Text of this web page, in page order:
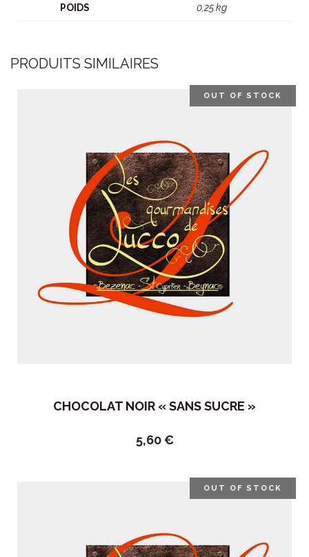
POIDS 0,25 kg
PRODUITS SIMILAIRES
OUT OF STOCK
CHOCOLAT NOIR « SANS SUCRE »
5,60€
OUT OF STOCK